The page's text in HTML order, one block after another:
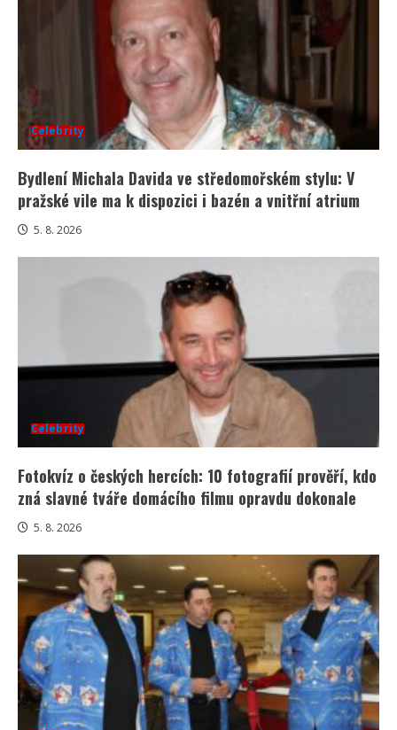
Celebrity
Bydlení Michala Davida ve středomořském stylu: V
pražské vile ma k dispozici i bazén a vnitřní atrium
5. 8. 2026
Celebrity
Fotokvíz o českých hercích: 10 fotografií prověří, kdo
zná slavné tváře domácího filmu opravdu dokonale
5. 8. 2026